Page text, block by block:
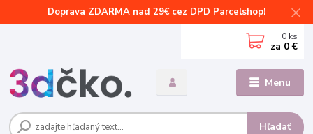
Doprava ZDARMA nad 29€ cez DPD Parcelshop!
Menu
Hľadať
0 ks
za 0 €